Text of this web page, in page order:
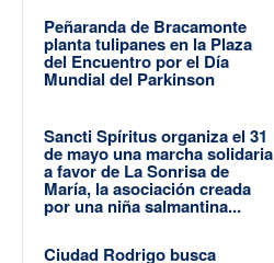
Peñaranda de Bracamonte
planta tulipanes en la Plaza
del Encuentro por el Día
Mundial del Parkinson
Sancti Spíritus organiza el 31
de mayo una marcha solidaria
a favor de La Sonrisa de
María, la asociación creada
por una niña salmantina...
Ciudad Rodrigo busca